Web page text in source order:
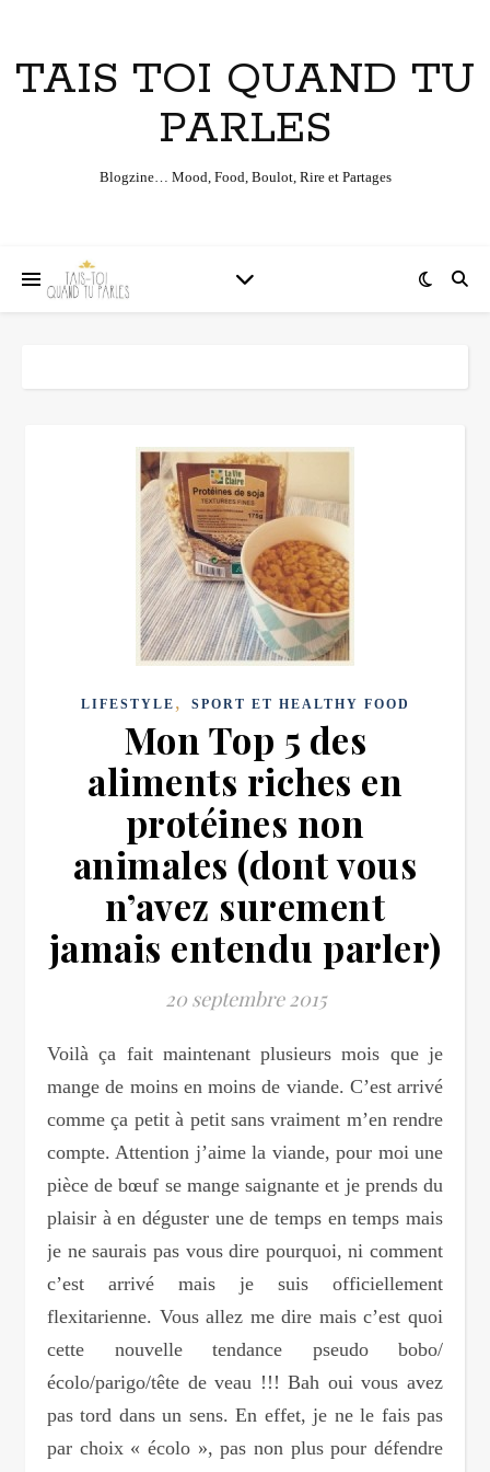
TAIS TOI QUAND TU
PARLES
Blogzine… Mood, Food, Boulot, Rire et Partages
LIFESTYLE , SPORT ET HEALTHY FOOD
Mon Top 5 des
aliments riches en
protéines non
animales (dont vous
n’avez surement
jamais entendu parler)
20 septembre 2015
Voilà ça fait maintenant plusieurs mois que je
mange de moins en moins de viande. C’est arrivé
comme ça petit à petit sans vraiment m’en rendre
compte. Attention j’aime la viande, pour moi une
pièce de bœuf se mange saignante et je prends du
plaisir à en déguster une de temps en temps mais
je ne saurais pas vous dire pourquoi, ni comment
c’est arrivé mais je suis officiellement
flexitarienne. Vous allez me dire mais c’est quoi
cette nouvelle tendance pseudo bobo/
écolo/parigo/tête de veau !!! Bah oui vous avez
pas tord dans un sens. En effet, je ne le fais pas
par choix « écolo », pas non plus pour défendre